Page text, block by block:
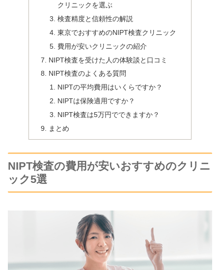
クリニックを選ぶ
検査精度と信頼性の解説
東京でおすすめのNIPT検査クリニック
費用が安いクリニックの紹介
NIPT検査を受けた人の体験談と口コミ
NIPT検査のよくある質問
NIPTの平均費用はいくらですか？
NIPTは保険適用ですか？
NIPT検査は5万円でできますか？
まとめ
NIPT検査の費用が安いおすすめのクリニ
ック5選